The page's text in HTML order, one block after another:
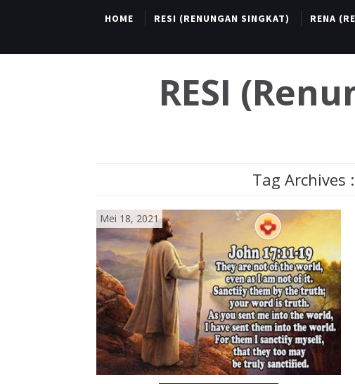
HOME RESI (RENUNGAN SINGKAT) RENA
RESI
Tag Archives :
Mei 18, 2021